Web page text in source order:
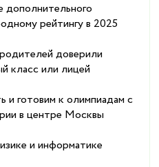
рейтингу в 2025
доверили
класс или лицей
и готовим к олимпиадам с
в центре Москвы
и информатике